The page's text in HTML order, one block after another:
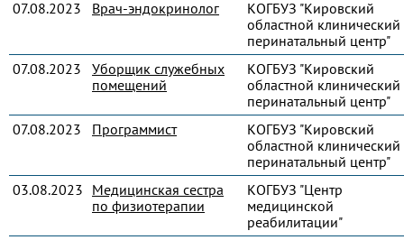
07.08.2023
Врач-эндокринолог
КОГБУЗ "Кировский
областной клинический
перинатальный центр"
07.08.2023
Уборщик служебных
помещений
КОГБУЗ "Кировский
областной клинический
перинатальный центр"
07.08.2023
Программист
КОГБУЗ "Кировский
областной клинический
перинатальный центр"
03.08.2023 Медицинская сестра
по физиотерапии
КОГБУЗ "Центр
медицинской
реабилитации"